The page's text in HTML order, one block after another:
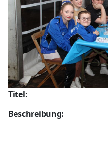
Titel:
Beschreibung: